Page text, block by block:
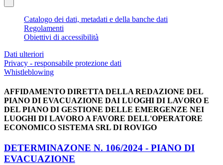
Catalogo dei dati, metadati e della banche dati
Regolamenti
Obiettivi di accessibilità
Dati ulteriori
Privacy - responsabile protezione dati
Whistleblowing
AFFIDAMENTO DIRETTA DELLA REDAZIONE DEL
PIANO DI EVACUAZIONE DAI LUOGHI DI LAVORO E
DEL PIANO DI GESTIONE DELLE EMERGENZE NEI
LUOGHI DI LAVORO A FAVORE DELL'OPERATORE
ECONOMICO SISTEMA SRL DI ROVIGO
DETERMINAZONE N. 106/2024 - PIANO DI
EVACUAZIONE